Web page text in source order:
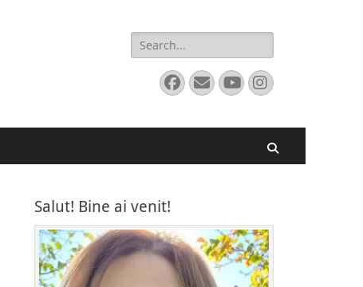
Search
for:
Facebook
EmailYouTube
Instagram
Salut! Bine ai venit!